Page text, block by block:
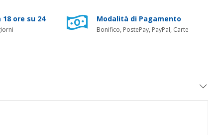
ore su 24 Modalità di Pagamento
Bonifico, PostePay, PayPal, Carte